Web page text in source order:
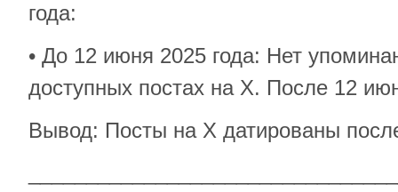
года:
• До 12 июня 2025 года: Нет
доступных постах на X. После 12
Вывод: Посты на X датированы